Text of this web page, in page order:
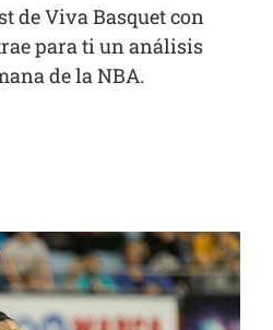
de Viva Basquet con
para ti un análisis
de la NBA.